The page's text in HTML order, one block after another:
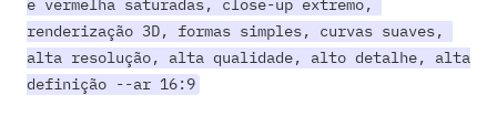
e vermelha saturadas, close-up extremo,
renderização 3D, formas simples, curvas suaves,
alta resolução, alta qualidade, alto detalhe, alta
definição --ar 16:9